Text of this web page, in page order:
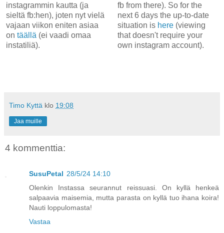
instagrammin kautta (ja
sieltä fb:hen), joten nyt vielä
vajaan viikon eniten asiaa
on täällä (ei vaadi omaa
instatiliä).
fb from there). So for the
next 6 days the up-to-date
situation is here(viewing
that doesn't require your
own instagram account).
Timo Kyttä klo 19:08
Jaa muille
4 kommenttia:
SusuPetal 28/5/24 14:10
Olenkin Instassa seurannut reissuasi. On kyllä henkeä
salpaavia maisemia, mutta parasta on kyllä tuo ihana koira!
Nauti loppulomasta!
Vastaa